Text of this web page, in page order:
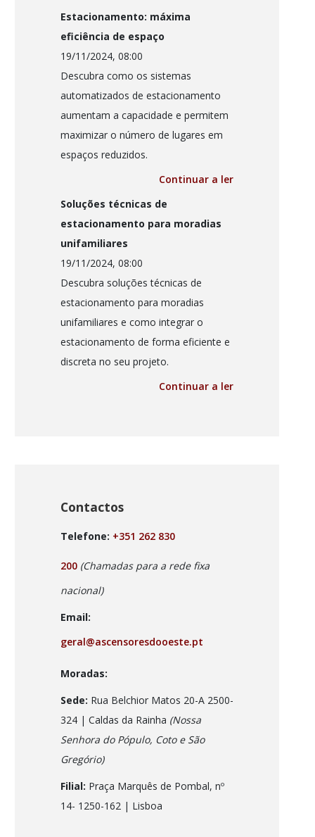
Estacionamento: máxima
eficiência de espaço
19/11/2024, 08:00
Descubra como os sistemas
automatizados de estacionamento
aumentam a capacidade e permitem
maximizar o número de lugares em
espaços reduzidos.
Continuar a ler
Soluções técnicas de
estacionamento para moradias
unifamiliares
19/11/2024, 08:00
Descubra soluções técnicas de
estacionamento para moradias
unifamiliares e como integrar o
estacionamento de forma eficiente e
discreta no seu projeto.
Continuar a ler
Contactos
Telefone: +351 262 830
200 (Chamadas para a rede fixa
nacional)
Email:
geral@ascensoresdooeste.pt
Moradas:
Sede: Rua Belchior Matos 20-A 2500-
324 | Caldas da Rainha (Nossa
Senhora do Pópulo, Coto e São
Gregório)
Filial: Praça Marquês de Pombal, nº
14- 1250-162 | Lisboa